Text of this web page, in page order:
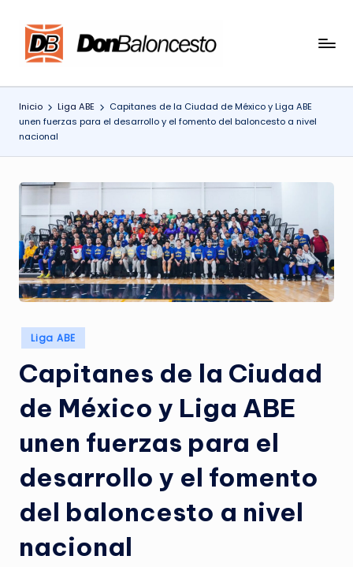
Saltar
Inicio Liga ABE
Capitanes de la Ciudad de México y Liga ABE
unen fuerzas para el desarrollo y el fomento del baloncesto a nivel
nacional
Publicado
en
Liga ABE
Capitanes de la Ciudad
de México y Liga ABE
unen fuerzas para el
desarrollo y el fomento
del baloncesto a nivel
nacional